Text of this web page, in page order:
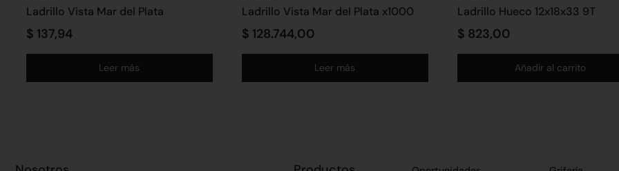
Ladrillo Vista Mar del Plata
$ 137,94
Leer más
Ladrillo Vista Mar del Plata x1000
$ 128.744,00
Leer más
Ladrillo Hueco 12x18x33 9T
$ 823,00
Añadir al carrito